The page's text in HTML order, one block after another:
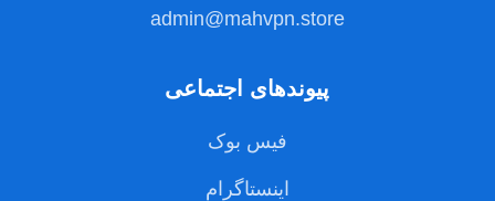
admin@mahvpn.store
پیوندهای اجتماعی
فیس بوک
اینستاگرام